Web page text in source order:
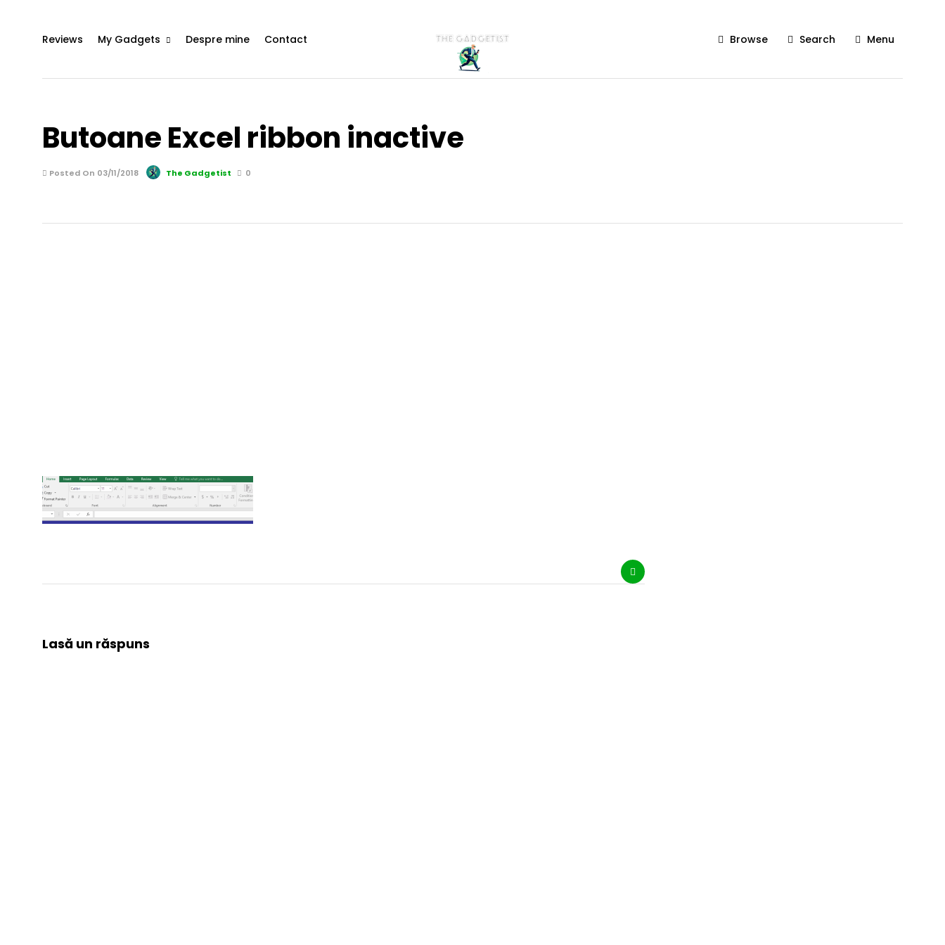
Reviews My Gadgets Despre mine Contact Browse Search Menu
Butoane Excel ribbon inactive
Posted On 03/11/2018 The Gadgetist 0
Lasă un răspuns